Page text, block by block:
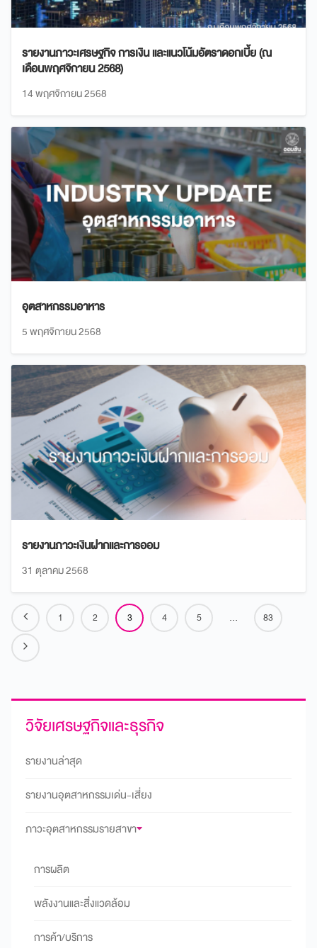
รายงานภาวะเศรษฐกิจ การเงิน และแนวโน้มอัตราดอกเบี้ย (ณ
เดือนพฤศจิกายน 2568)
14 พฤศจิกายน 2568
อุตสาหกรรมอาหาร
5 พฤศจิกายน 2568
รายงานภาวะเงินฝากและการออม
31 ตุลาคม 2568
1 2 3 4 5 … 83
วิจัยเศรษฐกิจและธุรกิจ
รายงานล่าสุด
รายงานอุตสาหกรรมเด่น-เสี่ยง
ภาวะอุตสาหกรรมรายสาขา
การผลิต
พลังงานและสิ่งแวดล้อม
การค้า/บริการ